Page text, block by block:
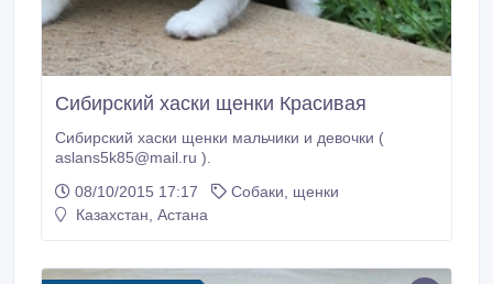
Сибирский хаски щенки Красивая
Сибирский хаски щенки мальчики и девочки (
aslans5k85@mail.ru ).
08/10/2015 17:17
Собаки, щенки
Казахстан, Астана